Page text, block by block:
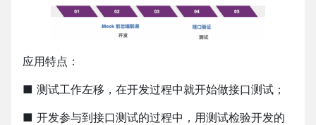
应用特点：
■ 测试工作左移，在开发过程中就开始做接口测试；
■ 开发参与到接口测试的过程中，用测试检验开发的